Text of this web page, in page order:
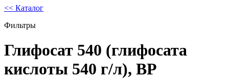
<< Каталог
Фильтры
Глифосат 540 (глифосата
кислоты 540 г/л), ВР